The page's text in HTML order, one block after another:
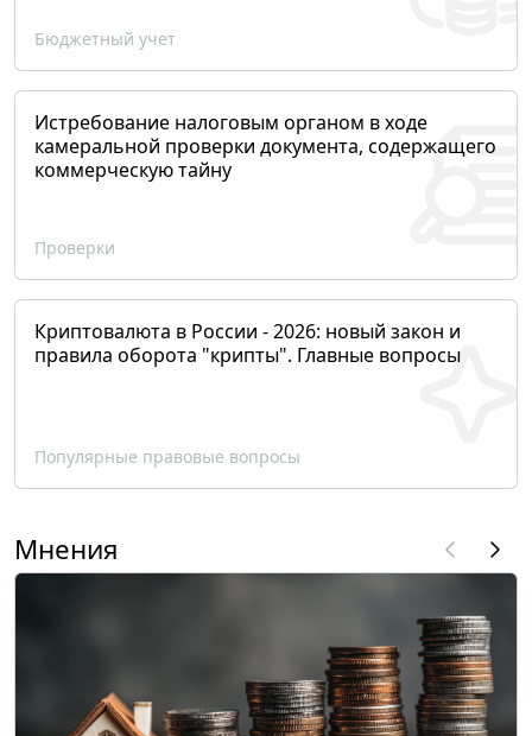
Бюджетный учет
Истребование налоговым органом в ходе
камеральной проверки документа, содержащего
коммерческую тайну
Проверки
Криптовалюта в России - 2026: новый закон и
правила оборота "крипты". Главные вопросы
Популярные правовые вопросы
Мнения